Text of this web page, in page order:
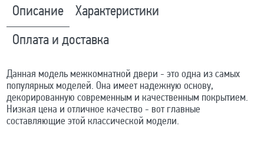
Описание Характеристики
Оплата и доставка
Данная модель межкомнатной двери - это одна из самых
популярных моделей. Она имеет надежную основу,
декорированную современным и качественным покрытием.
Низкая цена и отличное качество - вот главные
составляющие этой классической модели.